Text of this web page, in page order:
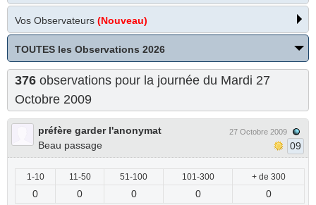
Vos Observateurs (Nouveau)
TOUTES les Observations 2026
376 observations pour la journée du Mardi 27
Octobre 2009
préfère garder l'anonymat
Beau passage
27 Octobre 2009
09
1-10 11-50 51-100 101-300 + de 300
0 0 0 0 0